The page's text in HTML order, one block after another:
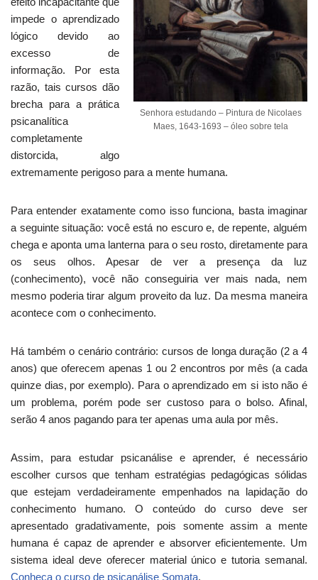
Senhora estudando – Pintura de Nicolaes
Maes, 1643-1693 – óleo sobre tela
impede o aprendizado
lógico devido ao
excesso de
informação. Por esta
razão, tais cursos dão
brecha para a prática
psicanalítica
completamente
distorcida, algo
extremamente perigoso para a mente humana.
Para entender exatamente como isso funciona, basta imaginar
a seguinte situação: você está no escuro e, de repente, alguém
chega e aponta uma lanterna para o seu rosto, diretamente para
os seus olhos. Apesar de ver a presença da luz
(conhecimento), você não conseguiria ver mais nada, nem
mesmo poderia tirar algum proveito da luz. Da mesma maneira
acontece com o conhecimento.
Há também o cenário contrário: cursos de longa duração (2 a 4
anos) que oferecem apenas 1 ou 2 encontros por mês (a cada
quinze dias, por exemplo). Para o aprendizado em si isto não é
um problema, porém pode ser custoso para o bolso. Afinal,
serão 4 anos pagando para ter apenas uma aula por mês.
Assim, para estudar psicanálise e aprender, é necessário
escolher cursos que tenham estratégias pedagógicas sólidas
que estejam verdadeiramente empenhados na lapidação do
conhecimento humano. O conteúdo do curso deve ser
apresentado gradativamente, pois somente assim a mente
humana é capaz de aprender e absorver eficientemente. Um
sistema ideal deve oferecer material único e tutoria semanal.
Conheça o curso de psicanálise Somata.